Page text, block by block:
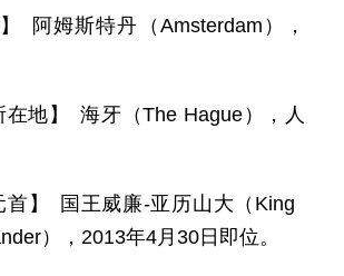
阿姆斯特丹（Amsterdam），
在地】 海牙（The Hague），人
首】 国王威廉-亚历山大（King
），2013年4月30日即位。